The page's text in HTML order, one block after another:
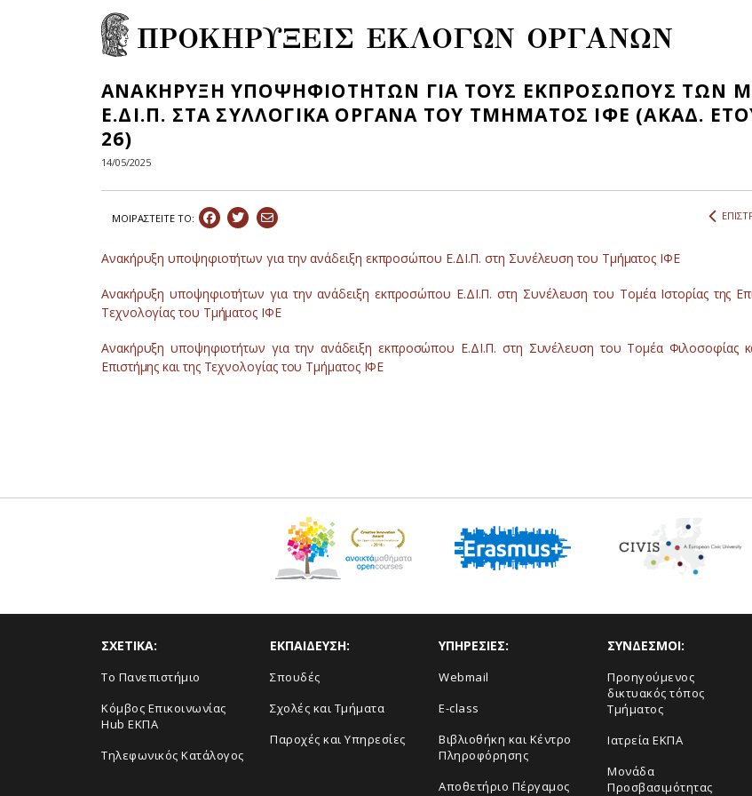
ΠΡΟΚΗΡΥΞΕΙΣ ΕΚΛΟΓΩΝ ΟΡΓΑΝΩΝ
ΑΝΑΚΗΡΥΞΗ ΥΠΟΨΗΦΙΟΤΗΤΩΝ ΓΙΑ ΤΟΥΣ ΕΚΠΡΟΣΩΠΟΥΣ ΤΩΝ
Ε.ΔΙ.Π. ΣΤΑ ΣΥΛΛΟΓΙΚΑ ΟΡΓΑΝΑ ΤΟΥ ΤΜΗΜΑΤΟΣ ΙΦΕ (ΑΚΑΔ.
26)
14/05/2025
ΜΟΙΡΑΣΤEIΤΕ ΤΟ:
Ανακήρυξη υποψηφιοτήτων για την ανάδειξη εκπροσώπου Ε.ΔΙ.Π. στη Συνέλευση του Τμήματος ΙΦΕ
Ανακήρυξη υποψηφιοτήτων για την ανάδειξη εκπροσώπου Ε.ΔΙ.Π. στη Συνέλευση του Τομέα Ιστορίας της
Τεχνολογίας του Τμήματος ΙΦΕ
Ανακήρυξη υποψηφιοτήτων για την ανάδειξη εκπροσώπου Ε.ΔΙ.Π. στη Συνέλευση του Τομέα Φιλοσοφίας
Επιστήμης και της Τεχνολογίας του Τμήματος ΙΦΕ
ΣΧΕΤΙΚΑ:
Το Πανεπιστήμιο
Κόμβος Επικοινωνίας
Hub ΕΚΠΑ
Τηλεφωνικός Κατάλογος
ΕΚΠΑΙΔΕΥΣΗ:
Σπουδές
Σχολές και Τμήματα
Παροχές και Υπηρεσίες
ΥΠΗΡΕΣΙΕΣ:
Webmail
E-class
Βιβλιοθήκη και Κέντρο
Πληροφόρησης
Αποθετήριο Πέργαμος
ΣΥΝΔΕΣΜΟΙ:
Προηγούμενος
δικτυακός τόπος
Τμήματος
Ιατρεία ΕΚΠΑ
Μονάδα
Προσβασιμότητας